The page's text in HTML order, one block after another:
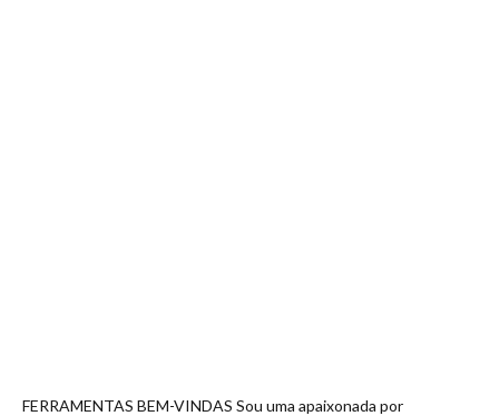
FERRAMENTAS BEM-VINDAS Sou uma apaixonada por